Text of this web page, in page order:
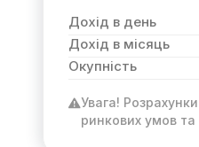
Дохід в день
Дохід в місяць
Окупність
Увага!
ринкових умов